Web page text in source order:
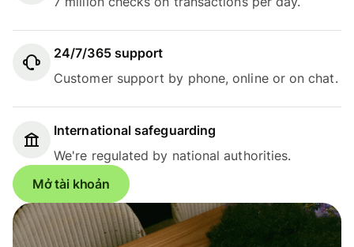
24/7/365 support
Customer support by phone, online or on chat.
International safeguarding
We're regulated by national authorities.
Mở tài khoản